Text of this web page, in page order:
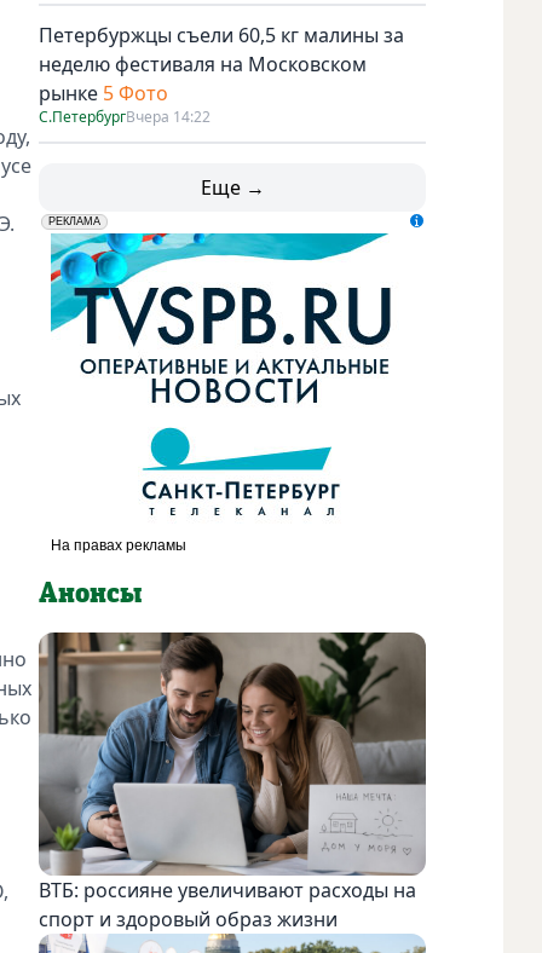
Петербуржцы съели 60,5 кг малины за
неделю фестиваля на Московском
рынке 5 Фото
С.ПетербургВчера 14:22
Еще →
erid: LdtCK5udn
РЕКЛАМА
АО "ГАТР", ИНН: 7841320717
Анонсы
ВТБ: россияне увеличивают расходы на
спорт и здоровый образ жизни